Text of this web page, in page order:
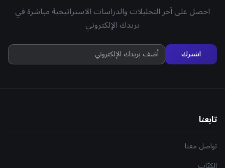
احصل على آخر التحليلات والدراسات الاستراتيجية مباشرة في
بريدك الإلكتروني
اشترك
تابعنا
تواصل معنا